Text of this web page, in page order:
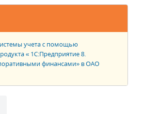
учета с помощью
« 1С:Предприятие 8.
финансами» в ОАО